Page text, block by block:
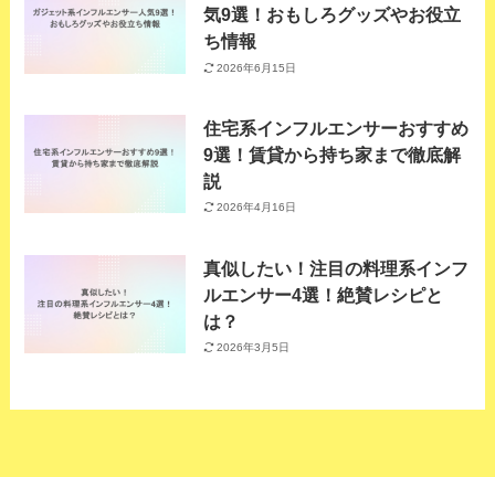
気9選！おもしろグッズやお役立
ち情報
2026年6月15日
住宅系インフルエンサーおすすめ
9選！賃貸から持ち家まで徹底解
説
2026年4月16日
真似したい！注目の料理系インフ
ルエンサー4選！絶賛レシピと
は？
2026年3月5日